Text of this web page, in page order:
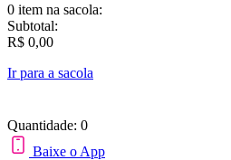
0 item na sacola:
Subtotal:
R$ 0,00
Ir para a sacola
Quantidade: 0
Baixe o App